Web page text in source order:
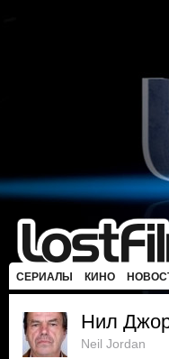
СЕРИАЛЫ КИНО
Нил
Neil Jordan